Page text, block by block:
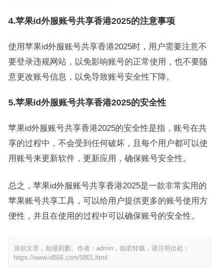
4.苹果id外服账号共享香港2025的注意事项
使用苹果id外服账号共享香港2025时，用户需要注意不
要登录违规网站，以免影响账号的正常使用，也不要随
意更改账号信息，以免导致账号安全性下降。
5.苹果id外服账号共享香港2025的安全性
苹果id外服账号共享香港2025的安全性是指，账号在共
享的过程中，不会受到任何破坏，且每个用户都可以使
用账号来更新软件，更新应用，确保账号安全性。
总之，苹果id外服账号共享香港2025是一款非常实用的
苹果账号共享工具，可以给用户提供更多的账号使用方
便性，并且在使用的过程中可以确保账号的安全性。
原创文章，如侵则删。作者：admin，如若转载，请注明出处：
https://www.id566.com/5801.html